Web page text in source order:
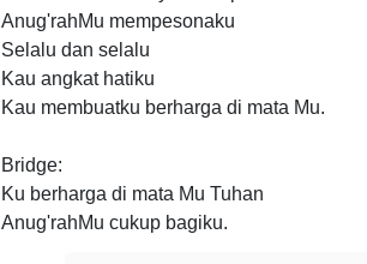
Anug'rahMu mempesonaku
Selalu dan selalu
Kau angkat hatiku
Kau membuatku berharga di mata Mu.
Bridge:
Ku berharga di mata Mu Tuhan
Anug'rahMu cukup bagiku.